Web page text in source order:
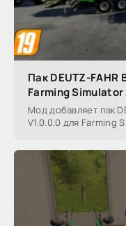
Пак DEUTZ-FAHR
Farming Simulator
Мод добавляет пак
V1.0.0.0 для Farming